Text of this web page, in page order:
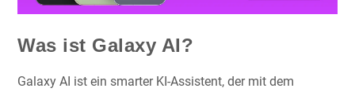
Was ist Galaxy AI?
Galaxy AI ist ein smarter KI-Assistent, der mit dem